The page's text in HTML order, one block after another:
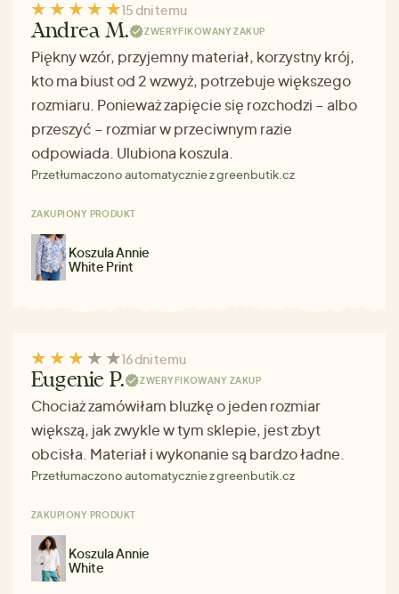
15 dni temu
Andrea M. ZWERYFIKOWANY ZAKUP
Piękny wzór, przyjemny materiał, korzystny krój,
kto ma biust od 2 wzwyż, potrzebuje większego
rozmiaru. Ponieważ zapięcie się rozchodzi – albo
przeszyć – rozmiar w przeciwnym razie
odpowiada. Ulubiona koszula.
Przetłumaczono automatycznie z greenbutik.cz
ZAKUPIONY PRODUKT
Koszula Annie
White Print
16 dni temu
Eugenie P. ZWERYFIKOWANY ZAKUP
Chociaż zamówiłam bluzkę o jeden rozmiar
większą, jak zwykle w tym sklepie, jest zbyt
obcisła. Materiał i wykonanie są bardzo ładne.
Przetłumaczono automatycznie z greenbutik.cz
ZAKUPIONY PRODUKT
Koszula Annie
White